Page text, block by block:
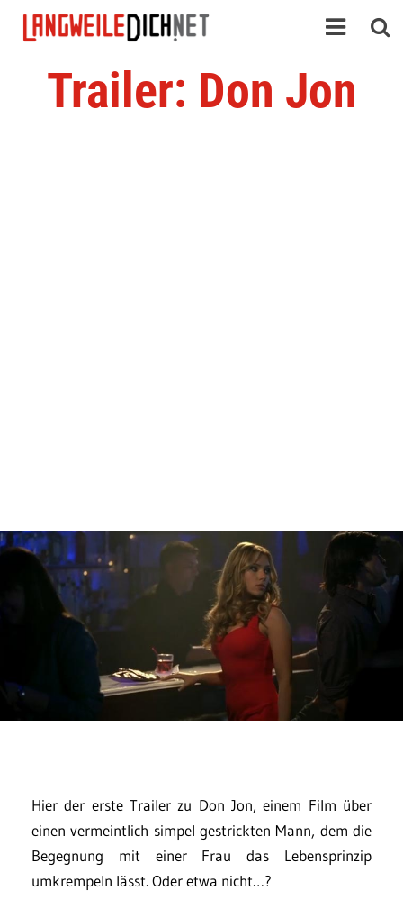
Trailer: Don Jon
Hier der erste Trailer zu Don Jon, einem Film über
einen vermeintlich simpel gestrickten Mann, dem die
Begegnung mit einer Frau das Lebensprinzip
umkrempeln lässt. Oder etwa nicht…?